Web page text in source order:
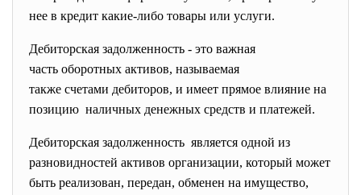
нее в кредит какие-либо товары или услуги.
Дебиторская задолженность - это важная
часть оборотных активов, называемая
также счетами дебиторов, и имеет прямое влияние на
позицию наличных денежных средств и платежей.
Дебиторская задолженность является одной из
разновидностей активов организации, который может
быть реализован, передан, обменен на имущество,